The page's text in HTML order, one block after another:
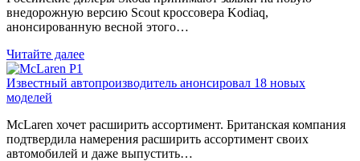
внедорожную версию Scout кроссовера Kodiaq,
анонсированную весной этого…
Читайте далее
Известный автопроизводитель анонсировал 18 новых
моделей
McLaren хочет расширить ассортимент. Британская компания
подтвердила намерения расширить ассортимент своих
автомобилей и даже выпустить…